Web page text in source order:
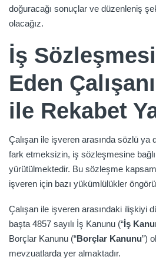
doğuracağı sonuçlar ve düzenleniş
olacağız.
İş
Eden
ile Rekabet
Çalışan ile işveren arasında sözlü ya
fark etmeksizin, iş sözleşmesine
yürütülmektedir. Bu sözleşme
işveren için bazı yükümlülükler
Çalışan ile işveren arasındaki ilişkiyi
başta 4857 sayılı İş Kanunu (“İş
Borçlar Kanunu (“Borçlar Kanunu”)
mevzuatlarda yer almaktadır.